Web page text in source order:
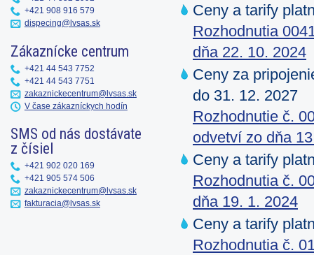
Ceny a tarify
Rozhodnutia
dňa 22. 10. 2024
Ceny za
do 31. 12. 2027
Rozhodnutie č.
odvetví zo dňa
Ceny a tarify
Rozhodnutia č.
dňa 19. 1. 2024
Ceny a tarify
Rozhodnutia č.
+421 908 916 579
dispecing@lvsas.sk
Zákaznícke centrum
+421 44 543 7752
+421 44 543 7751
zakaznickecentrum@lvsas.sk
V čase zákazníckych hodín
SMS od nás dostávate
z čísiel
+421 902 020 169
+421 905 574 506
zakaznickecentrum@lvsas.sk
fakturacia@lvsas.sk